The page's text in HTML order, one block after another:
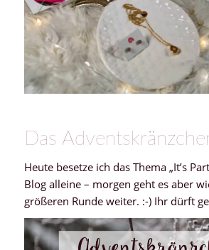
Das
Heute besetze ich das Thema „It’s
Blog alleine – morgen geht es aber
größeren Runde weiter. :-) Ihr dürft